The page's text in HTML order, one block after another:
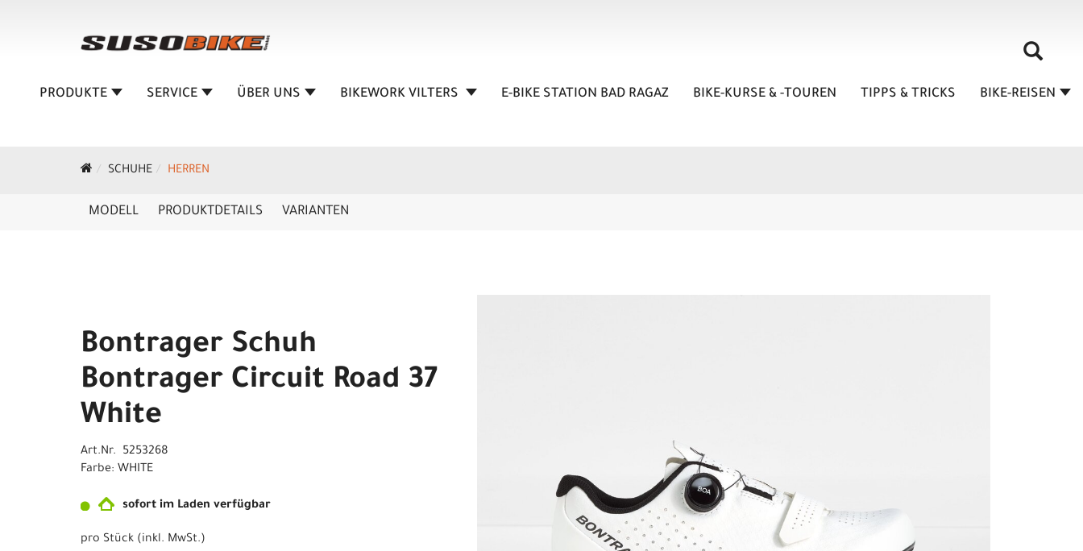
PRODUKTE SERVICE ÜBER UNS BIKEWORK VILTERS E-BIKE STATION BAD RAGAZ BIKE-KURSE & -TOUREN TIPPS & TRICKS BIKE-REISEN
SCHUHE HERREN
MODELL PRODUKTDETAILS VARIANTEN
Bontrager Schuh
Bontrager Circuit Road 37
White
Art.Nr. 5253268
Farbe: WHITE
sofort im Laden verfügbar
pro Stück (inkl. MwSt.)